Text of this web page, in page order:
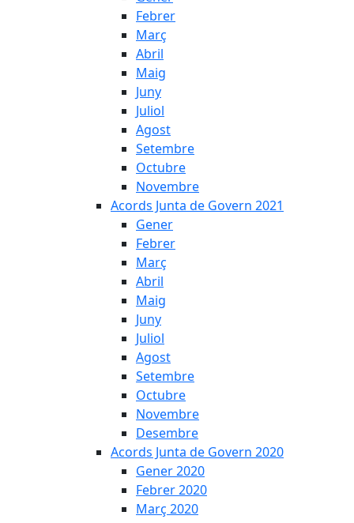
Febrer
Març
Abril
Maig
Juny
Juliol
Agost
Setembre
Octubre
Novembre
Acords Junta de Govern 2021
Gener
Febrer
Març
Abril
Maig
Juny
Juliol
Agost
Setembre
Octubre
Novembre
Desembre
Acords Junta de Govern 2020
Gener 2020
Febrer 2020
Març 2020